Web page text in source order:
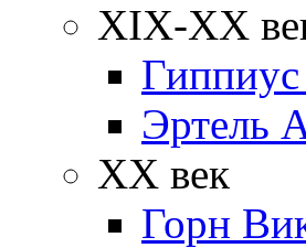
XIX-XX
Эртель
XX век
Горн